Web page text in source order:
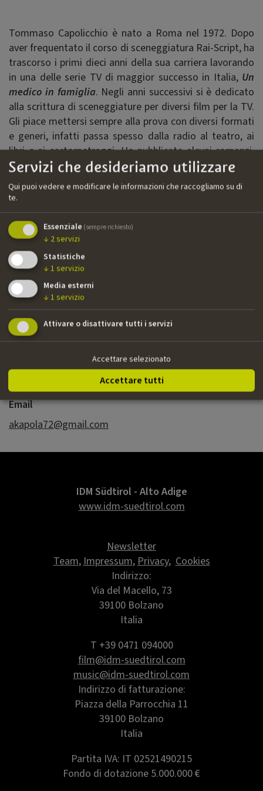
Tommaso Capolicchio è nato a Roma nel 1972. Dopo
aver frequentato il corso di sceneggiatura Rai-Script, ha
trascorso i primi dieci anni della sua carriera lavorando
in una delle serie TV di maggior successo in Italia, Un
medico in famiglia. Negli anni successivi si è dedicato
alla scrittura di sceneggiature per diversi film per la TV.
Gli piace mettersi sempre alla prova con diversi formati
e generi, infatti passa spesso dalla radio al teatro, ai
libri e ai cortometraggi. Ha pubblicato alcuni romanzi,
tra cui la dark comedyIl club delle piccole morti
thriller internazionale
L’infiltrato
Filmografia
››Crimini – Little Dream
Rai Fiction | sceneggiatore
Due mamme di troppo
Mediaset | sceneggiatore
››Fare bene mikles
Verdecchi Film | sceneggiatore
Email
akapola72@gmail.com
IDM Südtirol - Alto Adige
www.idm-suedtirol.com
Newsletter
Team,Impressum,Privacy,Cookies
Indirizzo:
Via del Macello, 73
39100 Bolzano
Italia
T +39 0471 094000
film@idm-suedtirol.com
music@idm-suedtirol.com
Indirizzo di fatturazione:
Piazza della Parrocchia 11
39100 Bolzano
Italia
Partita IVA: IT 02521490215
Fondo di dotazione 5.000.000 €
Servizi che desideriamo utilizzare
Qui puoi vedere e modificare le informazioni che raccogliamo su di
te.
Essenziale (sempre richiesto)
↓ 2 servizi
Statistiche
↓ 1 servizio
Media esterni
↓ 1 servizio
Attivare o disattivare tutti i servizi
Accettare selezionato
Accettare tutti